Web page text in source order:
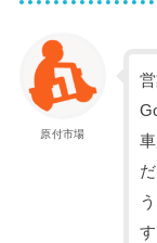
原付市場
す